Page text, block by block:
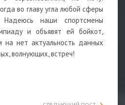
во главу угла любой сферы
Надеюсь наши спортсмены
и объявят ей бойкот,
на нет актуальность данных
волнующих, встреч!